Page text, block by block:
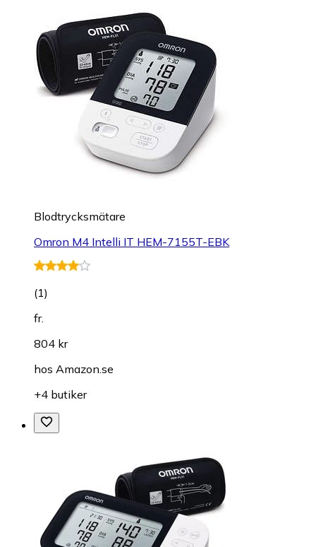
Blodtrycksmätare
Omron M4 Intelli IT HEM-7155T-EBK
(1)
fr.
804 kr
hos Amazon.se
+4 butiker